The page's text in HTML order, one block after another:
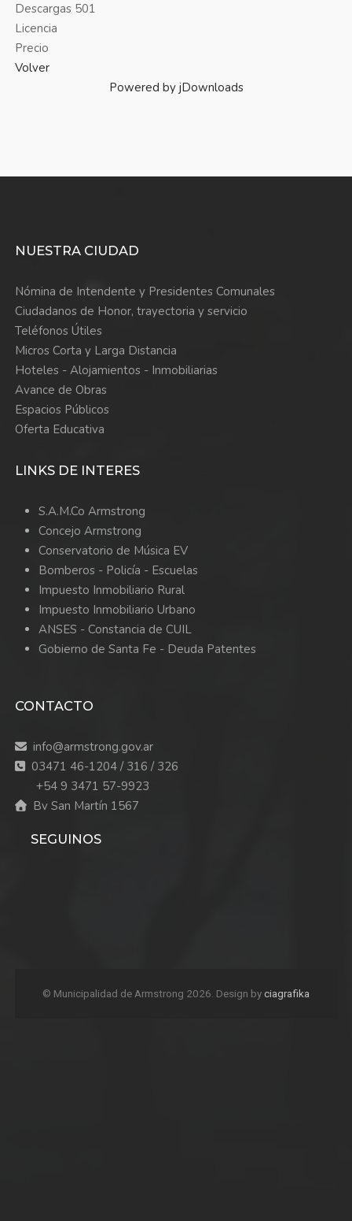
Descargas 501
Licencia
Precio
Volver
Powered by jDownloads
NUESTRA CIUDAD
Nómina de Intendente y Presidentes Comunales
Ciudadanos de Honor, trayectoria y servicio
Teléfonos Útiles
Micros Corta y Larga Distancia
Hoteles - Alojamientos - Inmobiliarias
Avance de Obras
Espacios Públicos
Oferta Educativa
LINKS DE INTERES
S.A.M.Co Armstrong
Concejo Armstrong
Conservatorio de Música EV
Bomberos - Policía - Escuelas
Impuesto Inmobiliario Rural
Impuesto Inmobiliario Urbano
ANSES - Constancia de CUIL
Gobierno de Santa Fe - Deuda Patentes
CONTACTO
info@armstrong.gov.ar
03471 46-1204 / 316 / 326
+54 9 3471 57-9923
Bv San Martín 1567
SEGUINOS
© Municipalidad de Armstrong 2026. Design byciagrafika